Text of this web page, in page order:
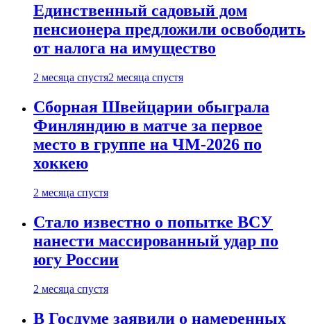
Единственный садовый дом
пенсионера предложили освободить
от налога на имущество
2 месяца спустя2 месяца спустя
Сборная Швейцарии обыграла
Финляндию в матче за первое
место в группе на ЧМ-2026 по
хоккею
2 месяца спустя
Стало известно о попытке ВСУ
нанести массированный удар по
югу России
2 месяца спустя
В Госдуме заявили о намеренных